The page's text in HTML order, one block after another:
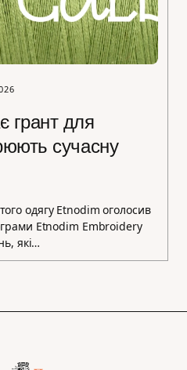
грант для
сучасну
одягу Etnodim оголосив
Etnodim Embroidery
які…